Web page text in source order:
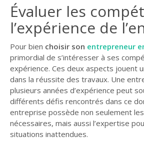
GUIDE JARDIN
ELAGAGE ET
COMPAGNIE
Évaluer les
l’expérience de
Pour bien choisir son entrepreneur
primordial de s’intéresser à ses
expérience. Ces deux aspects jouent
dans la réussite des travaux. Une
plusieurs années d’expérience peut
différents défis rencontrés dans ce
entreprise possède non seulement
nécessaires, mais aussi l’expertise
situations inattendues.